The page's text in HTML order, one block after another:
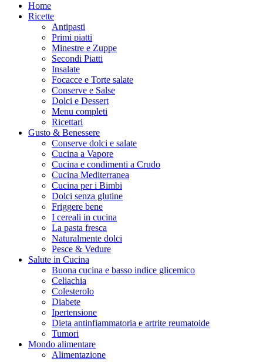
Home
Ricette
Antipasti
Primi piatti
Minestre e Zuppe
Secondi Piatti
Insalate
Focacce e Torte salate
Conserve e Salse
Dolci e Dessert
Menu completi
Ricettari
Gusto & Benessere
Conserve dolci e salate
Cucina a Vapore
Cucina e condimenti a Crudo
Cucina Mediterranea
Cucina per i Bimbi
Dolci senza glutine
Friggere bene
I cereali in cucina
La pasta fresca
Naturalmente dolci
Pesce & Vedure
Salute in Cucina
Buona cucina e basso indice glicemico
Celiachia
Colesterolo
Diabete
Ipertensione
Dieta antinfiammatoria e artrite reumatoide
Tumori
Mondo alimentare
Alimentazione